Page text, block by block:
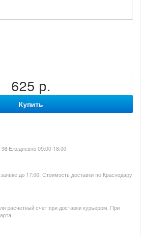
625 р.
Купить
Ежедневно 09:00-18:00
до 17:00. Стоимость доставки по Краснодару
расчетный счет при доставки курьером. При